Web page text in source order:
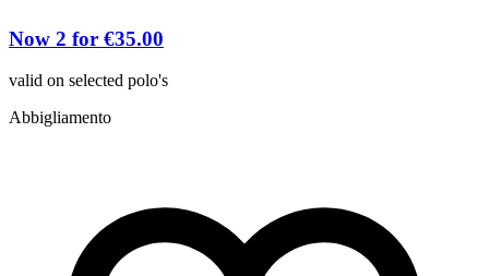
Now 2 for €35.00
valid on selected polo's
Abbigliamento